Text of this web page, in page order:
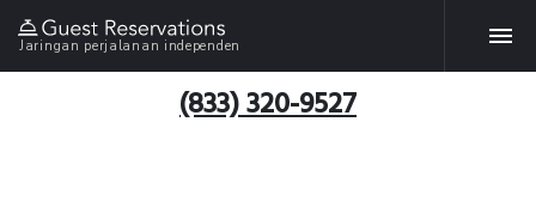
Jaringan perjalanan independen
(833) 320-9527